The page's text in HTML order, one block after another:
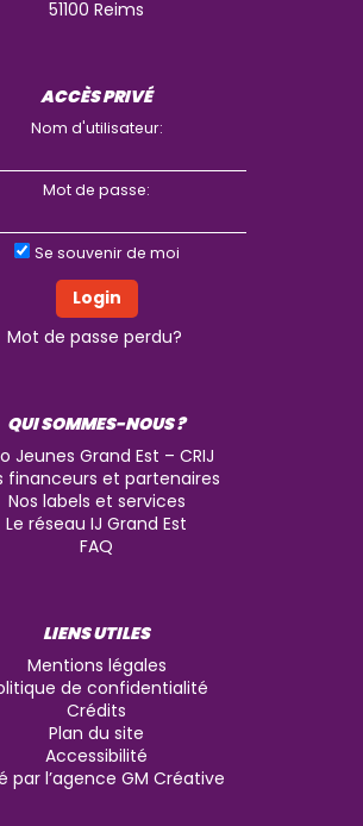
51100 Reims
ACCÈS PRIVÉ
Nom d'utilisateur:
Mot de passe:
Se souvenir de moi
Mot de passe perdu?
QUI SOMMES-NOUS ?
Jeunes Grand Est – CRIJ
financeurs et partenaires
Nos labels et services
Le réseau IJ Grand Est
FAQ
LIENS UTILES
Mentions légales
de confidentialité
Crédits
Plan du site
Accessibilité
par l’agence GM Créative